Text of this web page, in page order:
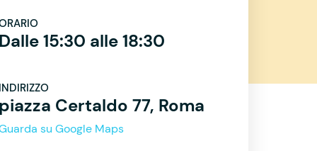
15:30 alle 18:30
Certaldo 77, Roma
su Google Maps